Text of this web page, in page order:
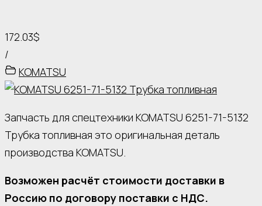
172.03$
/
KOMATSU
Запчасть для спецтехники KOMATSU 6251-71-5132
Трубка топливная это оригинальная деталь
производства KOMATSU.
Возможен расчёт стоимости доставки в
Россию по договору поставки с НДС.